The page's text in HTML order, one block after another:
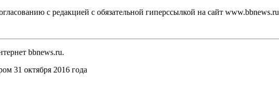
с редакцией с обязательной гиперссылкой на сайт www.bbnews.ru
bbnews.ru.
31 октября 2016 года